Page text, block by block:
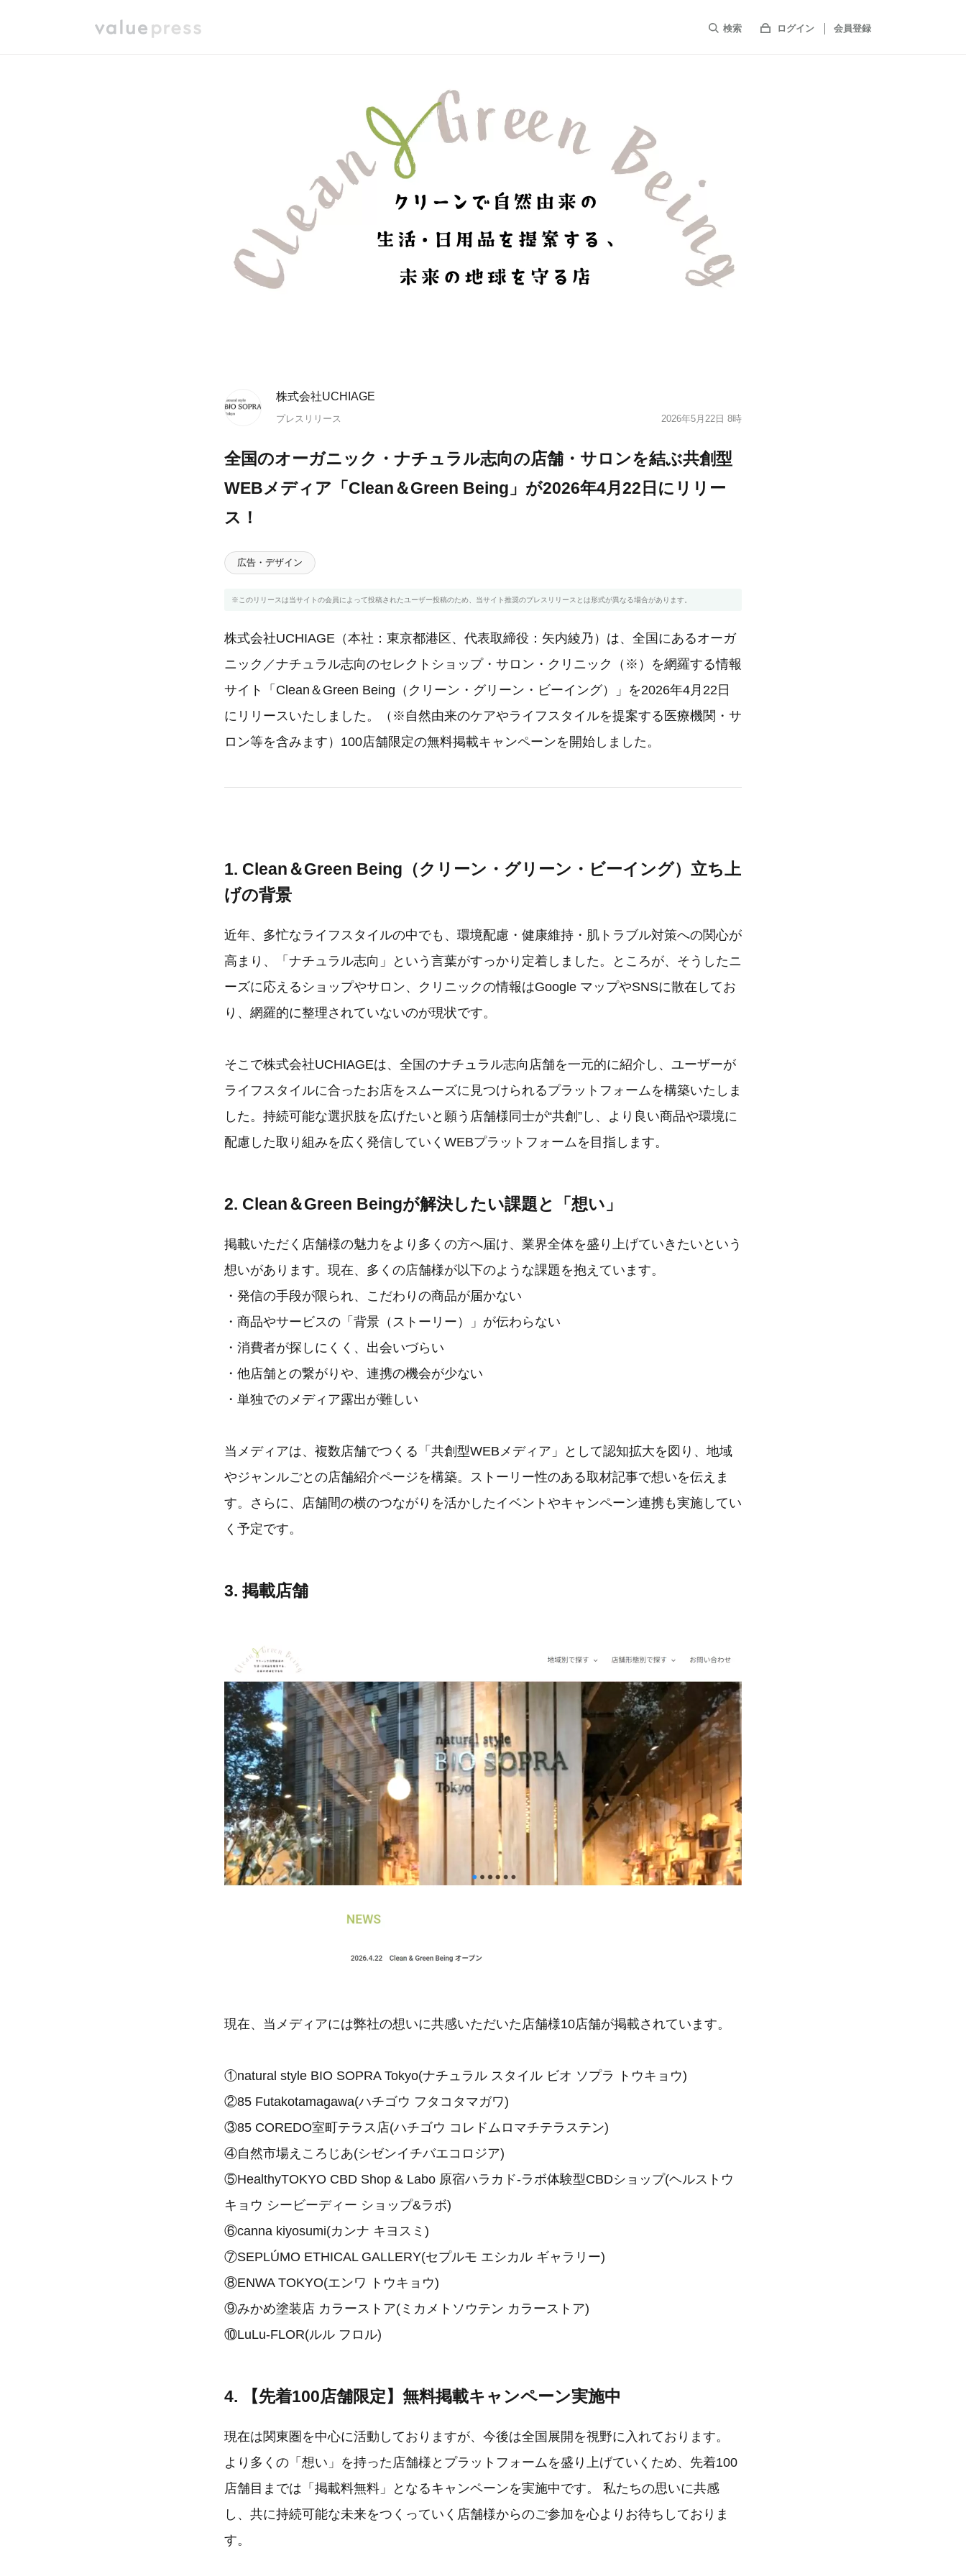
検索 ログイン 会員登録
株式会社UCHIAGE
プレスリリース 2026年5月22日 8時
全国のオーガニック・ナチュラル志向の店舗・サロンを結ぶ共創型
WEBメディア「Clean＆Green Being」が2026年4月22日にリリー
ス！
広告・デザイン
※このリリースは当サイトの会員によって投稿されたユーザー投稿のため、当サイト推奨のプレスリリースとは形式が異なる場合があります。
株式会社UCHIAGE（本社：東京都港区、代表取締役：矢内綾乃）は、全国にあるオーガ
ニック／ナチュラル志向のセレクトショップ・サロン・クリニック（※）を網羅する情報
サイト「Clean＆Green Being（クリーン・グリーン・ビーイング）」を2026年4月22日
にリリースいたしました。（※自然由来のケアやライフスタイルを提案する医療機関・サ
ロン等を含みます）100店舗限定の無料掲載キャンペーンを開始しました。
1. Clean＆Green Being（クリーン・グリーン・ビーイング）立ち上
げの背景
近年、多忙なライフスタイルの中でも、環境配慮・健康維持・肌トラブル対策への関心が
高まり、「ナチュラル志向」という言葉がすっかり定着しました。ところが、そうしたニ
ーズに応えるショップやサロン、クリニックの情報はGoogle マップやSNSに散在してお
り、網羅的に整理されていないのが現状です。
そこで株式会社UCHIAGEは、全国のナチュラル志向店舗を一元的に紹介し、ユーザーが
ライフスタイルに合ったお店をスムーズに見つけられるプラットフォームを構築いたしま
した。持続可能な選択肢を広げたいと願う店舗様同士が“共創”し、より良い商品や環境に
配慮した取り組みを広く発信していくWEBプラットフォームを目指します。
2. Clean＆Green Beingが解決したい課題と「想い」
掲載いただく店舗様の魅力をより多くの方へ届け、業界全体を盛り上げていきたいという
想いがあります。現在、多くの店舗様が以下のような課題を抱えています。
・発信の手段が限られ、こだわりの商品が届かない
・商品やサービスの「背景（ストーリー）」が伝わらない
・消費者が探しにくく、出会いづらい
・他店舗との繋がりや、連携の機会が少ない
・単独でのメディア露出が難しい
当メディアは、複数店舗でつくる「共創型WEBメディア」として認知拡大を図り、地域
やジャンルごとの店舗紹介ページを構築。ストーリー性のある取材記事で想いを伝えま
す。さらに、店舗間の横のつながりを活かしたイベントやキャンペーン連携も実施してい
く予定です。
3. 掲載店舗
現在、当メディアには弊社の想いに共感いただいた店舗様10店舗が掲載されています。
①natural style BIO SOPRA Tokyo(ナチュラル スタイル ビオ ソプラ トウキョウ)
②85 Futakotamagawa(ハチゴウ フタコタマガワ)
③85 COREDO室町テラス店(ハチゴウ コレドムロマチテラステン)
④自然市場えころじあ(シゼンイチバエコロジア)
⑤HealthyTOKYO CBD Shop & Labo 原宿ハラカド-ラボ体験型CBDショップ(ヘルストウ
キョウ シービーディー ショップ&ラボ)
⑥canna kiyosumi(カンナ キヨスミ)
⑦SEPLÚMO ETHICAL GALLERY(セプルモ エシカル ギャラリー)
⑧ENWA TOKYO(エンワ トウキョウ)
⑨みかめ塗装店 カラーストア(ミカメトソウテン カラーストア)
⑩LuLu-FLOR(ルル フロル)
4. 【先着100店舗限定】無料掲載キャンペーン実施中
現在は関東圏を中心に活動しておりますが、今後は全国展開を視野に入れております。
より多くの「想い」を持った店舗様とプラットフォームを盛り上げていくため、先着100
店舗目までは「掲載料無料」となるキャンペーンを実施中です。 私たちの思いに共感
し、共に持続可能な未来をつくっていく店舗様からのご参加を心よりお待ちしておりま
す。